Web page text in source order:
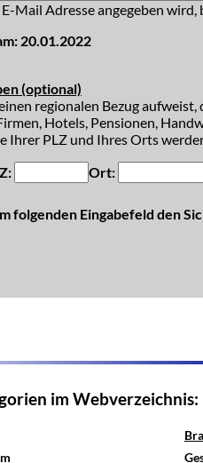
Mail Adresse angegeben
20.01.2022
(optional)
regionalen Bezug
Hotels, Pensionen,
Ihrer PLZ und Ihres Orts
Ort:
folgenden Eingabefeld den
im Webverzeichnis: